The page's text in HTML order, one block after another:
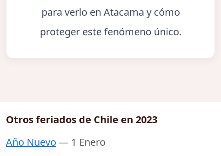
para verlo en Atacama y cómo
proteger este fenómeno único.
Otros feriados de Chile en 2023
Año Nuevo — 1 Enero